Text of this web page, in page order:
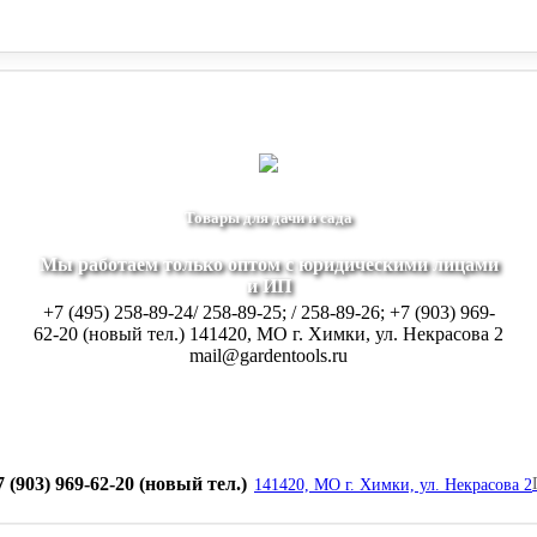
Товары для дачи и сада
Мы работаем только оптом с юридическими лицами
и ИП
+7 (495) 258-89-24/ 258-89-25; / 258-89-26; +7 (903) 969-
62-20 (новый тел.) 141420, МО г. Химки, ул. Некрасова 2
mail@gardentools.ru
(903) 969-62-20 (новый тел.) 141420, МО г. Химки, ул. Некрасова 2